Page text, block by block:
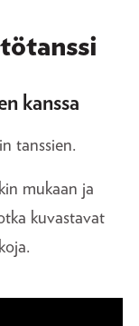
kanssa
tanssien.
mukaan ja
kuvastavat